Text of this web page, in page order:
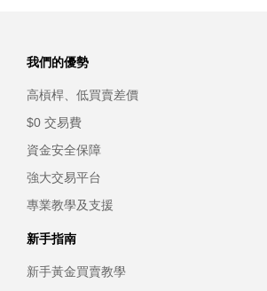
我們的優勢
高槓桿、低買賣差價
$0 交易費
資金安全保障
強大交易平台
專業教學及支援
新手指南
新手黃金買賣教學